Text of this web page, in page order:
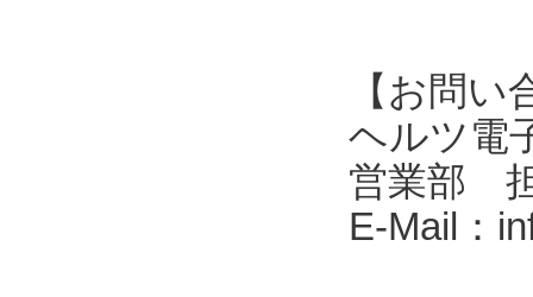
【お問い
ヘルツ電
営業部
E-Mail：